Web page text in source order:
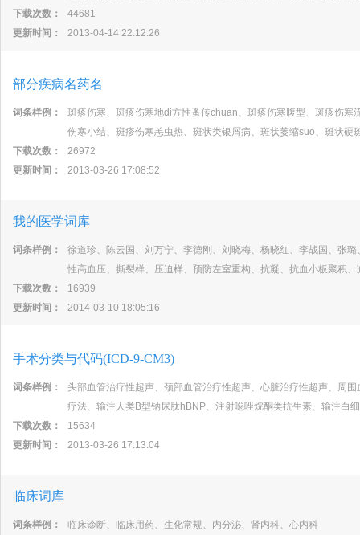
下载次数：
44681
更新时间：
2013-04-14 22:12:26
部分疾病名药名
词条样例：
斑疹伤寒、斑疹伤寒地di方性蚤传chuan、斑疹伤寒腹型、斑疹伤
伤寒小结、斑疹伤寒恙虫热、斑状类银屑病、斑状萎缩suo、斑状硬
下载次数：
26972
更新时间：
2013-03-26 17:08:52
我的医学词库
词条样例：
徐道珍、陈云国、刘万宁、李德刚、刘晓梅、杨晓红、李战国、张
性高血压、撕裂样、压迫样、预防左室重构、抗凝、抗血小板聚积、
下载次数：
16939
更新时间：
2014-03-10 18:05:16
手术分类与代码(ICD-9-CM3)
词条样例：
头部血管治疗性超声、颈部血管治疗性超声、心脏治疗性超声、周
疗法、输注人类B型钠尿肽hBNP、注射噁唑烷酮类抗生素、输注白
下载次数：
15634
更新时间：
2013-03-26 17:13:04
临床词库
词条样例：
临床诊断、临床用药、生化常规、内分泌、肾内科、心内科